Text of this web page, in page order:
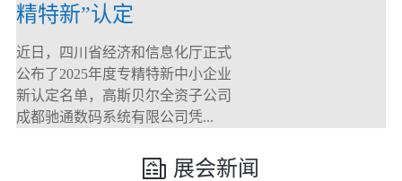
精特新”认定
近日，四川省经济和信息化厅正式
公布了2025年度专精特新中小企业
新认定名单，高斯贝尔全资子公司
成都驰通数码系统有限公司凭...
展会新闻